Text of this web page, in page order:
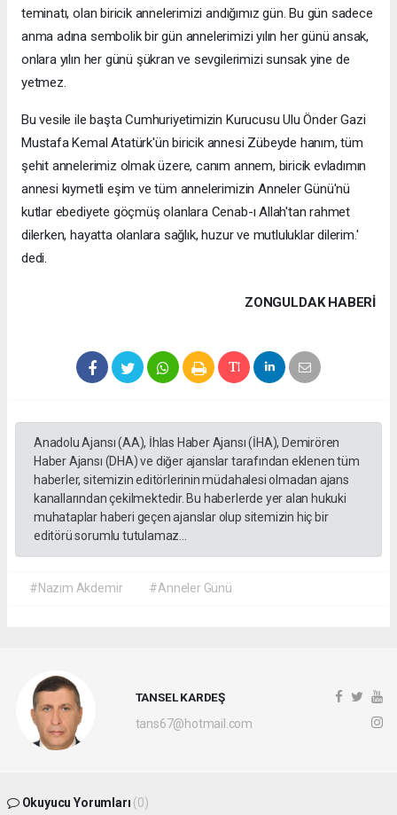
teminatı, olan biricik annelerimizi andığımız gün. Bu gün sadece
anma adına sembolik bir gün annelerimizi yılın her günü ansak,
onlara yılın her günü şükran ve sevgilerimizi sunsak yine de
yetmez.
Bu vesile ile başta Cumhuriyetimizin Kurucusu Ulu Önder Gazi
Mustafa Kemal Atatürk'ün biricik annesi Zübeyde hanım, tüm
şehit annelerimiz olmak üzere, canım annem, biricik evladımın
annesi kıymetli eşim ve tüm annelerimizin Anneler Günü'nü
kutlar ebediyete göçmüş olanlara Cenab-ı Allah'tan rahmet
dilerken, hayatta olanlara sağlık, huzur ve mutluluklar dilerim.'
dedi.
ZONGULDAK HABERİ
Anadolu Ajansı (AA), İhlas Haber Ajansı (İHA), Demirören
Haber Ajansı (DHA) ve diğer ajanslar tarafından eklenen tüm
haberler, sitemizin editörlerinin müdahalesi olmadan ajans
kanallarından çekilmektedir. Bu haberlerde yer alan hukuki
muhataplar haberi geçen ajanslar olup sitemizin hiç bir
editörü sorumlu tutulamaz...
#Nazım Akdemir #Anneler Günü
TANSEL KARDEŞ
tans67@hotmail.com
Okuyucu Yorumları (0)